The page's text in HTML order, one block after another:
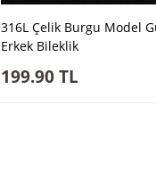
316L Çelik Burgu Model
Erkek Bileklik
199.90TL